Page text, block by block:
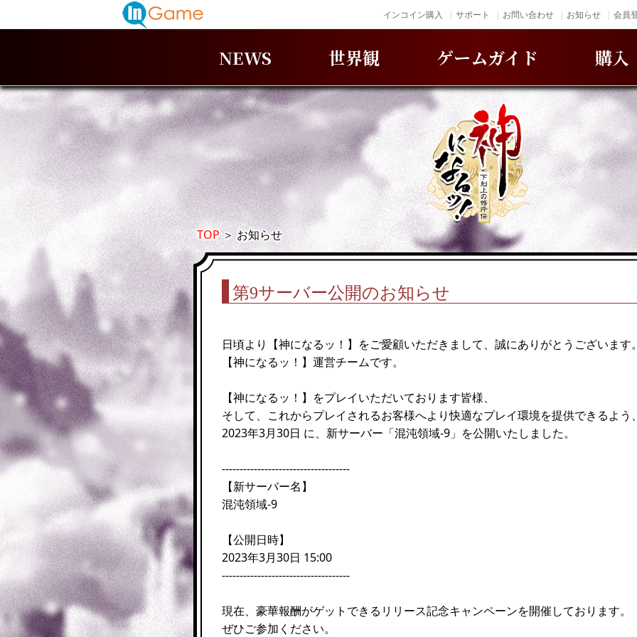
インコイン購入 サポート お問い合わせ お知らせ 会員
NEWS 世界観 ゲームガイド 購入
TOP＞お知らせ
第9サーバー公開のお知らせ
日頃より【神になるッ！】をご愛顧いただきまして、誠にありがとうございます
【神になるッ！】運営チームです。
【神になるッ！】をプレイいただいております皆様、
そして、これからプレイされるお客様へより快適なプレイ環境を提供できるよう
2023年3月30日 に、新サーバー「混沌領域-9」を公開いたしました。
------------------------------------
【新サーバー名】
混沌領域-9
【公開日時】
2023年3月30日 15:00
------------------------------------
現在、豪華報酬がゲットできるリリース記念キャンペーンを開催しております。
ぜひご参加ください。